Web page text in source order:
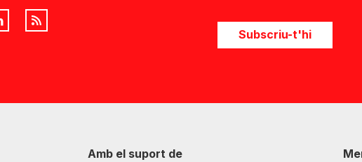
Subscriu-t'hi
Amb el suport de